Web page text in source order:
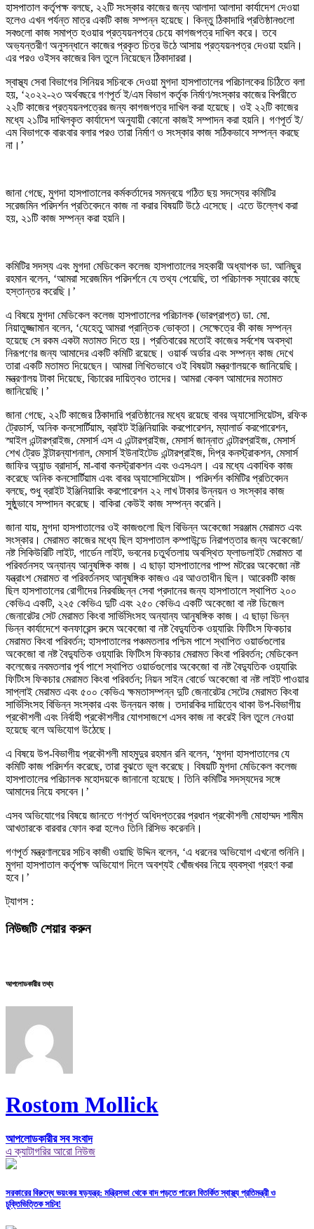
হাসপাতাল কর্তৃপক্ষ বলছে, ২২টি সংস্কার কাজের জন্য আলাদা আলাদা কার্যাদেশ দেওয়া
হলেও এখন পর্যন্ত মাত্র একটি কাজ সম্পন্ন হয়েছে। কিন্তু ঠিকাদারি প্রতিষ্ঠানগুলো
সবগুলো কাজ সমাপ্ত হওয়ার প্রত্যয়নপত্র চেয়ে কাগজপত্র দাখিল করে। তবে
অভ্যন্তরীণ অনুসন্ধানে কাজের প্রকৃত চিত্র উঠে আসায় প্রত্যয়নপত্র দেওয়া হয়নি।
এর পরও ওইসব কাজের বিল তুলে নিয়েছেন ঠিকাদাররা।
স্বাস্থ্য সেবা বিভাগের সিনিয়র সচিবকে দেওয়া মুগদা হাসপাতালের পরিচালকের চিঠিতে বলা
হয়, ‘২০২২-২৩ অর্থবছরে গণপূর্ত ই/এম বিভাগ কর্তৃক নির্মাণ/সংস্কার কাজের বিপরীতে
২২টি কাজের প্রত্যয়নপত্রের জন্য কাগজপত্র দাখিল করা হয়েছে। ওই ২২টি কাজের
মধ্যে ২১টির দাখিলকৃত কার্যাদেশ অনুযায়ী কোনো কাজই সম্পাদন করা হয়নি। গণপূর্ত ই/
এম বিভাগকে বারংবার বলার পরও তারা নির্মাণ ও সংস্কার কাজ সঠিকভাবে সম্পন্ন করছে
না।’
জানা গেছে, মুগদা হাসপাতালের কর্মকর্তাদের সমন্বয়ে গঠিত ছয় সদস্যের কমিটির
সরেজমিন পরিদর্শন প্রতিবেদনে কাজ না করার বিষয়টি উঠে এসেছে। এতে উল্লেখ করা
হয়, ২১টি কাজ সম্পন্ন করা হয়নি।
কমিটির সদস্য এবং মুগদা মেডিকেল কলেজ হাসপাতালের সহকারী অধ্যাপক ডা. আনিছুর
রহমান বলেন, ‘আমরা সরেজমিন পরিদর্শনে যে তথ্য পেয়েছি, তা পরিচালক স্যারের কাছে
হস্তান্তর করেছি।’
এ বিষয়ে মুগদা মেডিকেল কলেজ হাসপাতালের পরিচালক (ভারপ্রাপ্ত) ডা. মো.
নিয়াতুজ্জামান বলেন, ‘যেহেতু আমরা প্রান্তিক ভোক্তা। সেক্ষেত্রে কী কাজ সম্পন্ন
হয়েছে সে রকম একটা মতামত দিতে হয়। প্রতিবারের মতোই কাজের সর্বশেষ অবস্থা
নিরূপণের জন্য আমাদের একটি কমিটি রয়েছে। ওয়ার্ক অর্ডার এবং সম্পন্ন কাজ দেখে
তারা একটি মতামত দিয়েছেন। আমরা লিখিতভাবে ওই বিষয়টা মন্ত্রণালয়কে জানিয়েছি।
মন্ত্রণালয় টাকা দিয়েছে, বিচারের দায়িত্বও তাদের। আমরা কেবল আমাদের মতামত
জানিয়েছি।’
জানা গেছে, ২২টি কাজের ঠিকাদারি প্রতিষ্ঠানের মধ্যে রয়েছে বাবর অ্যাসোসিয়েটস, রফিক
ট্রেডার্স, অনিক কনসোর্টিয়াম, ব্রাইট ইঞ্জিনিয়ারিং করপোরেশন, ম্যালার্ড করপোরেশন,
স্মাইল এন্টারপ্রাইজ, মেসার্স এস এ এন্টারপ্রাইজ, মেসার্স জান্নাত এন্টারপ্রাইজ, মেসার্স
শেখ ট্রেড ইন্টারন্যাশনাল, মেসার্স ইউনাইটেড এন্টারপ্রাইজ, দিপ্র কনস্ট্রাকশন, মেসার্স
জাফির অ্যান্ড ব্রাদার্স, মা-বাবা কনস্ট্রাকশন এবং ওএসএল। এর মধ্যে একাধিক কাজ
করেছে অনিক কনসোর্টিয়াম এবং বাবর অ্যাসোসিয়েটস। পরিদর্শন কমিটির প্রতিবেদন
বলছে, শুধু ব্রাইট ইঞ্জিনিয়ারিং করপোরেশন ২২ লাখ টাকার উন্নয়ন ও সংস্কার কাজ
সুষ্ঠুভাবে সম্পাদন করেছে। বাকিরা কেউই কাজ সম্পন্ন করেনি।
জানা যায়, মুগদা হাসপাতালের ওই কাজগুলো ছিল বিভিন্ন অকেজো সরঞ্জাম মেরামত এবং
সংস্কার। মেরামত কাজের মধ্যে ছিল হাসপাতাল কম্পাউন্ডে নিরাপত্তার জন্য অকেজো/
নষ্ট সিকিউরিটি লাইট, গার্ডেন লাইট, ভবনের চতুর্থতলায় অবস্থিত ফ্লাডলাইট মেরামত বা
পরিবর্তনসহ অন্যান্য আনুষঙ্গিক কাজ। এ ছাড়া হাসপাতালের পাম্প মটরের অকেজো নষ্ট
যন্ত্রাংশ মেরামত বা পরিবর্তনসহ আনুষঙ্গিক কাজও এর আওতাধীন ছিল। আরেকটি কাজ
ছিল হাসপাতালের রোগীদের নিরবচ্ছিন্ন সেবা প্রদানের জন্য হাসপাতালে স্থাপিত ২০০
কেভিএ একটি, ২২৫ কেভিএ দুটি এবং ২৫০ কেভিএ একটি অকেজো বা নষ্ট ডিজেল
জেনারেটর সেট মেরামত কিংবা সার্ভিসিংসহ অন্যান্য আনুষঙ্গিক কাজ। এ ছাড়া ভিন্ন
ভিন্ন কার্যাদেশে কনফারেন্স রুমে অকেজো বা নষ্ট বৈদ্যুতিক ওয়্যারিং ফিটিংস ফিকচার
মেরামত কিংবা পরিবর্তন; হাসপাতালের পঞ্চমতলার পশ্চিম পাশে স্থাপিত ওয়ার্ডগুলোর
অকেজো বা নষ্ট বৈদ্যুতিক ওয়্যারিং ফিটিংস ফিকচার মেরামত কিংবা পরিবর্তন; মেডিকেল
কলেজের নবমতলার পূর্ব পাশে স্থাপিত ওয়ার্ডগুলোর অকেজো বা নষ্ট বৈদ্যুতিক ওয়্যারিং
ফিটিংস ফিকচার মেরামত কিংবা পরিবর্তন; নিয়ন সাইন বোর্ডে অকেজো বা নষ্ট লাইট পাওয়ার
সাপ্লাই মেরামত এবং ৫০০ কেভিএ ক্ষমতাসম্পন্ন দুটি জেনারেটর সেটের মেরামত কিংবা
সার্ভিসিংসহ বিভিন্ন সংস্কার এবং উন্নয়ন কাজ। তদারকির দায়িত্বে থাকা উপ-বিভাগীয়
প্রকৌশলী এবং নির্বাহী প্রকৌশলীর যোগসাজশে এসব কাজ না করেই বিল তুলে নেওয়া
হয়েছে বলে অভিযোগ উঠেছে।
এ বিষয়ে উপ-বিভাগীয় প্রকৌশলী মাহমুদুর রহমান রনি বলেন, ‘মুগদা হাসপাতালের যে
কমিটি কাজ পরিদর্শন করেছে, তারা বুঝতে ভুল করেছে। বিষয়টি মুগদা মেডিকেল কলেজ
হাসপাতালের পরিচালক মহোদয়কে জানানো হয়েছে। তিনি কমিটির সদস্যদের সঙ্গে
আমাদের নিয়ে বসবেন।’
এসব অভিযোগের বিষয়ে জানতে গণপূর্ত অধিদপ্তরের প্রধান প্রকৌশলী মোহাম্মদ শামীম
আখতারকে বারবার ফোন করা হলেও তিনি রিসিভ করেননি।
গণপূর্ত মন্ত্রণালয়ের সচিব কাজী ওয়াছি উদ্দিন বলেন, ‘এ ধরনের অভিযোগ এখনো শুনিনি।
মুগদা হাসপাতাল কর্তৃপক্ষ অভিযোগ দিলে অবশ্যই খোঁজখবর নিয়ে ব্যবস্থা গ্রহণ করা
হবে।’
ট্যাগস :
নিউজটি শেয়ার করুন
আপলোডকারীর তথ্য
Rostom Mollick
আপলোডকারীর সব সংবাদ
এ ক্যাটাগরির আরো নিউজ
সরকারের বিরুদ্ধে ভয়ংকর ষড়যন্ত্র: মন্ত্রিসভা থেকে বাদ পড়তে পারেন বিতর্কিত স্বাস্থ্য প্রতিমন্ত্রী ও
চুক্তিভিত্তিক সচিব!